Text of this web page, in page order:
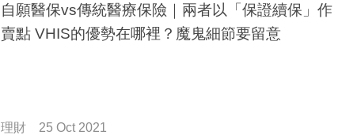
自願醫保vs傳統醫療保險｜兩者以「保證續保」作
賣點 VHIS的優勢在哪裡？魔鬼細節要留意
理財 25 Oct 2021